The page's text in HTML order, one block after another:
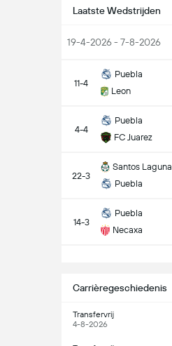
Laatste Wedstrijden
19-4-2026 - 7-8-2026
11-4
Puebla
Leon
4-4
Puebla
FC Juarez
22-3
Santos Laguna
Puebla
14-3
Puebla
Necaxa
Carrièregeschiedenis
Transfervrij
4-8-2026